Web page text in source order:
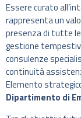
Essere curato
rappresenta un
presenza di tutte le
gestione
consulenze
continuità
Elemento
Dipartimento di